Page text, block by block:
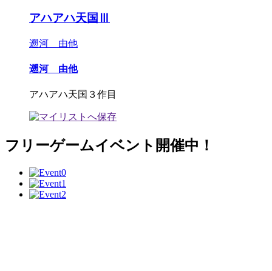
アハアハ天国Ⅲ
遡河 由他
遡河 由他
アハアハ天国３作目
フリーゲームイベント開催中！